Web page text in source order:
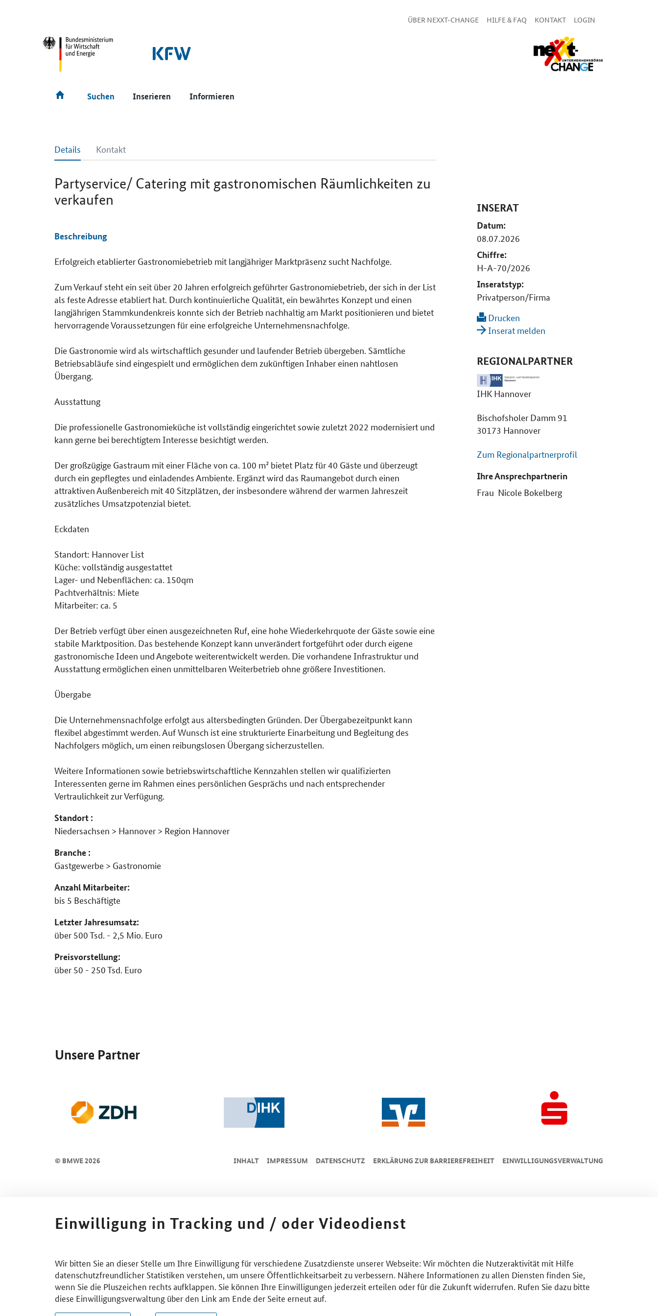
ÜBER NEXXT-CHANGE HILFE & FAQ KONTAKT LOGIN
Suchen Inserieren Informieren
Details Kontakt
Partyservice/ Catering mit gastronomischen Räumlichkeiten zu
verkaufen
Details
Beschreibung
Erfolgreich etablierter Gastronomiebetrieb mit langjähriger Marktpräsenz sucht Nachfolge.
Zum Verkauf steht ein seit über 20 Jahren erfolgreich geführter Gastronomiebetrieb, der sich in der List
als feste Adresse etabliert hat. Durch kontinuierliche Qualität, ein bewährtes Konzept und einen
langjährigen Stammkundenkreis konnte sich der Betrieb nachhaltig am Markt positionieren und bietet
hervorragende Voraussetzungen für eine erfolgreiche Unternehmensnachfolge.
Die Gastronomie wird als wirtschaftlich gesunder und laufender Betrieb übergeben. Sämtliche
Betriebsabläufe sind eingespielt und ermöglichen dem zukünftigen Inhaber einen nahtlosen
Übergang.
Ausstattung
Die professionelle Gastronomieküche ist vollständig eingerichtet sowie zuletzt 2022 modernisiert und
kann gerne bei berechtigtem Interesse besichtigt werden.
Der großzügige Gastraum mit einer Fläche von ca. 100 m² bietet Platz für 40 Gäste und überzeugt
durch ein gepflegtes und einladendes Ambiente. Ergänzt wird das Raumangebot durch einen
attraktiven Außenbereich mit 40 Sitzplätzen, der insbesondere während der warmen Jahreszeit
zusätzliches Umsatzpotenzial bietet.
Eckdaten
Standort: Hannover List
Küche: vollständig ausgestattet
Lager- und Nebenflächen: ca. 150qm
Pachtverhältnis: Miete
Mitarbeiter: ca. 5
Der Betrieb verfügt über einen ausgezeichneten Ruf, eine hohe Wiederkehrquote der Gäste sowie eine
stabile Marktposition. Das bestehende Konzept kann unverändert fortgeführt oder durch eigene
gastronomische Ideen und Angebote weiterentwickelt werden. Die vorhandene Infrastruktur und
Ausstattung ermöglichen einen unmittelbaren Weiterbetrieb ohne größere Investitionen.
Übergabe
Die Unternehmensnachfolge erfolgt aus altersbedingten Gründen. Der Übergabezeitpunkt kann
flexibel abgestimmt werden. Auf Wunsch ist eine strukturierte Einarbeitung und Begleitung des
Nachfolgers möglich, um einen reibungslosen Übergang sicherzustellen.
Weitere Informationen sowie betriebswirtschaftliche Kennzahlen stellen wir qualifizierten
Interessenten gerne im Rahmen eines persönlichen Gesprächs und nach entsprechender
Vertraulichkeit zur Verfügung.
Standort :
Niedersachsen > Hannover > Region Hannover
Branche :
Gastgewerbe > Gastronomie
Anzahl Mitarbeiter:
bis 5 Beschäftigte
Letzter Jahresumsatz:
über 500 Tsd. - 2,5 Mio. Euro
Preisvorstellung:
über 50 - 250 Tsd. Euro
INSERAT
Datum:
08.07.2026
Chiffre:
H-A-70/2026
Inseratstyp:
Privatperson/Firma
Drucken
Inserat melden
REGIONALPARTNER
IHK Hannover
Bischofsholer Damm 91
30173 Hannover
Zum Regionalpartnerprofil
Ihre Ansprechpartnerin
Frau Nicole Bokelberg
Unsere Partner
© BMWE 2026 INHALT IMPRESSUM DA­TEN­SCHUTZ ERKLÄRUNG ZUR BARRIEREFREIHEIT EINWILLIGUNGSVERWALTUNG
Einwilligung in Tracking und / oder Videodienst
Wir bitten Sie an dieser Stelle um Ihre Einwilligung für verschiedene Zusatzdienste unserer Webseite: Wir möchten die Nutzeraktivität mit Hilfe
datenschutzfreundlicher Statistiken verstehen, um unsere Öffentlichkeitsarbeit zu verbessern. Nähere Informationen zu allen Diensten finden Sie,
wenn Sie die Pluszeichen rechts aufklappen. Sie können Ihre Einwilligungen jederzeit erteilen oder für die Zukunft widerrufen. Rufen Sie dazu bitte
diese Einwilligungsverwaltung über den Link am Ende der Seite erneut auf.